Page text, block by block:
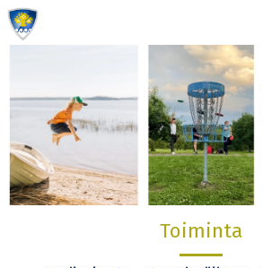
Toiminta